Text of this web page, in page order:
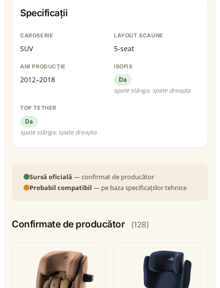
Specificații
CAROSERIE
SUV
LAYOUT SCAUNE
5-seat
ANI PRODUCȚIE
2012–2018
ISOFIX
Da
spate stânga, spate dreapta
TOP TETHER
Da
spate stânga, spate dreapta
Sursă oficială — confirmat de producător
Probabil compatibil — pe baza specificațiilor tehnice
Confirmate de producător (128)